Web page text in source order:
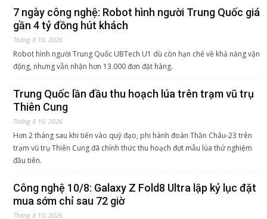
7 ngày công nghệ: Robot hình người Trung Quốc giá
gần 4 tỷ đồng hút khách
Tháng 8 10, 2026
Robot hình người Trung Quốc UBTech U1 dù còn hạn chế về khả năng vận
động, nhưng vẫn nhận hơn 13.000 đơn đặt hàng.
Trung Quốc lần đầu thu hoạch lúa trên trạm vũ trụ
Thiên Cung
Tháng 8 10, 2026
Hơn 2 tháng sau khi tiến vào quỹ đạo, phi hành đoàn Thần Châu-23 trên
trạm vũ trụ Thiên Cung đã chính thức thu hoạch đợt mẫu lúa thử nghiệm
đầu tiên.
Công nghệ 10/8: Galaxy Z Fold8 Ultra lập kỷ lục đặt
mua sớm chỉ sau 72 giờ
Tháng 8 10, 2026